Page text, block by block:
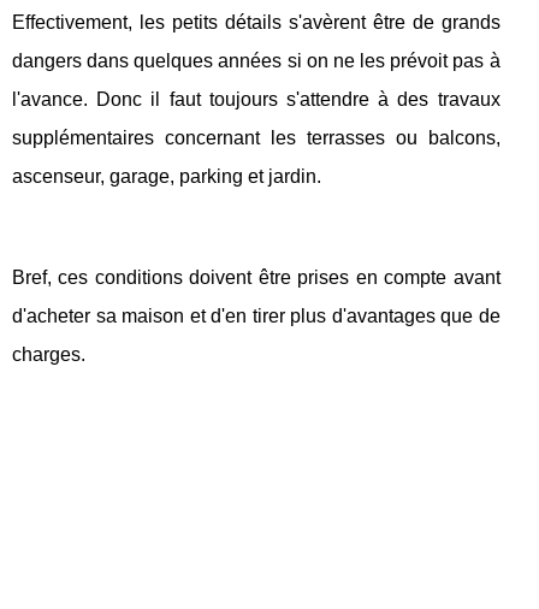
Effectivement, les petits détails s'avèrent être de grands
dangers dans quelques années si on ne les prévoit pas à
l'avance. Donc il faut toujours s'attendre à des travaux
supplémentaires concernant les terrasses ou balcons,
ascenseur, garage, parking et jardin.
Bref, ces conditions doivent être prises en compte avant
d'acheter sa maison et d'en tirer plus d'avantages que de
charges.